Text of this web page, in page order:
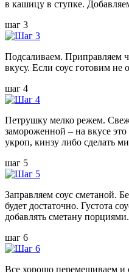
в кашицу в ступке.
шаг 3
Подсаливаем. Приправляем
вкусу. Если соус готовим не
шаг 4
Петрушку мелко режем.
замороженной – на вкусе
укроп, кинзу либо сделать
шаг 5
Заправляем соус сметаной.
будет достаточно. Густота
добавлять сметану порциями.
шаг 6
Все хорошо перемешиваем и